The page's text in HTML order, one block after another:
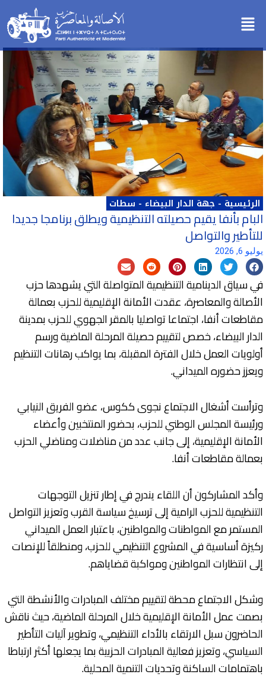
إلىMenu
الرئيسية - جهة الدار البيضاء - سطات
البام بأنفا يقيم حصيلته التنظيمية ويطلق برنامجا جديدا
للتأطير والتواصل
يوليو 6, 2026
في سياق الدينامية التنظيمية المتواصلة التي يشهدها حزب
الأصالة والمعاصرة، عقدت الأمانة الإقليمية للحزب بعمالة
مقاطعات أنفا، اجتماعا تواصليا بالمقر الجهوي للحزب بمدينة
الدار البيضاء، خصص لتقييم حصيلة المرحلة الماضية ورسم
أولويات العمل خلال الفترة المقبلة، بما يواكب رهانات التنظيم
ويعزز حضوره الميداني.
وترأست أشغال الاجتماع نجوى ككوس، عضو الفريق النيابي
ورئيسة المجلس الوطني للحزب، بحضور المنتخبين وأعضاء
الأمانة الإقليمية، إلى جانب عدد من مناضلات ومناضلي الحزب
بعمالة مقاطعات أنفا.
وأكد المشاركون أن اللقاء يندرج في إطار تنزيل التوجهات
التنظيمية للحزب الرامية إلى ترسيخ سياسة القرب وتعزيز التواصل
المستمر مع المواطنات والمواطنين، باعتبار العمل الميداني
ركيزة أساسية في المشروع التنظيمي للحزب، ومنطلقاً للإنصات
إلى انتظارات المواطنين ومواكبة قضاياهم.
وشكل الاجتماع محطة لتقييم مختلف المبادرات والأنشطة التي
بصمت عمل الأمانة الإقليمية خلال المرحلة الماضية، حيث ناقش
الحاضرون سبل الارتقاء بالأداء التنظيمي، وتطوير آليات التأطير
السياسي، وتعزيز فعالية المبادرات الحزبية بما يجعلها أكثر ارتباطا
باهتمامات الساكنة وتحديات التنمية المحلية.